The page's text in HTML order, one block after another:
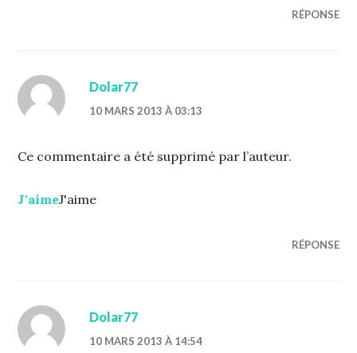
RÉPONSE
Dolar77
10 MARS 2013 À 03:13
Ce commentaire a été supprimé par l’auteur.
J'aimeJ'aime
RÉPONSE
Dolar77
10 MARS 2013 À 14:54